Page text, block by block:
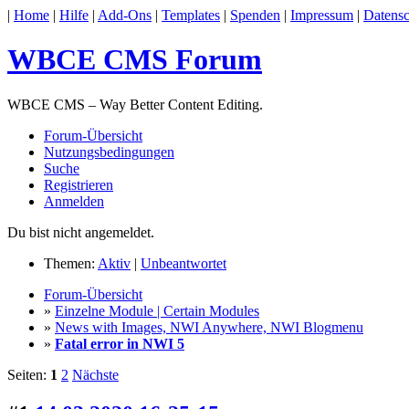
| Home | Hilfe | Add-Ons | Templates | Spenden | Impressum |
WBCE CMS Forum
WBCE CMS – Way Better Content Editing.
Forum-Übersicht
Nutzungsbedingungen
Suche
Registrieren
Anmelden
Du bist nicht angemeldet.
Themen: Aktiv | Unbeantwortet
Forum-Übersicht
» Einzelne Module | Certain Modules
» News with Images, NWI Anywhere, NWI Blogmenu
» Fatal error in NWI 5
Seiten: 1 2 Nächste